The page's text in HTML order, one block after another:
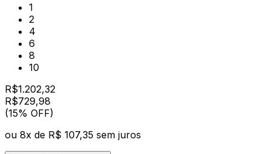
1
2
4
6
8
10
R$1.202,32
R$729,98
(15% OFF)
ou 8x de R$ 107,35 sem juros